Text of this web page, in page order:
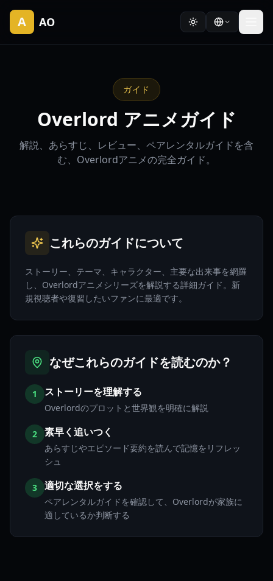
A AO
ガイド
Overlord アニメガイド
解説、あらすじ、レビュー、ペアレンタルガイドを含
む、Overlordアニメの完全ガイド。
これらのガイドについて
ストーリー、テーマ、キャラクター、主要な出来事を網羅
し、Overlordアニメシリーズを解説する詳細ガイド。新
規視聴者や復習したいファンに最適です。
なぜこれらのガイドを読むのか？
1 ストーリーを理解する
Overlordのプロットと世界観を明確に解説
2 素早く追いつく
あらすじやエピソード要約を読んで記憶をリフレッ
シュ
3 適切な選択をする
ペアレンタルガイドを確認して、Overlordが家族に
適しているか判断する